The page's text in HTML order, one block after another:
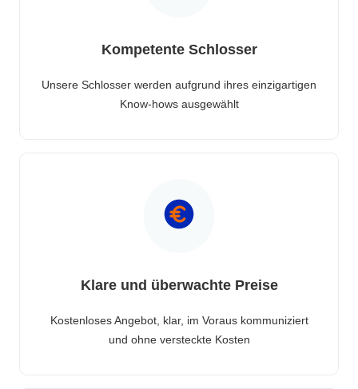
Kompetente Schlosser
Unsere Schlosser werden aufgrund ihres einzigartigen
Know-hows ausgewählt
Klare und überwachte Preise
Kostenloses Angebot, klar, im Voraus kommuniziert
und ohne versteckte Kosten